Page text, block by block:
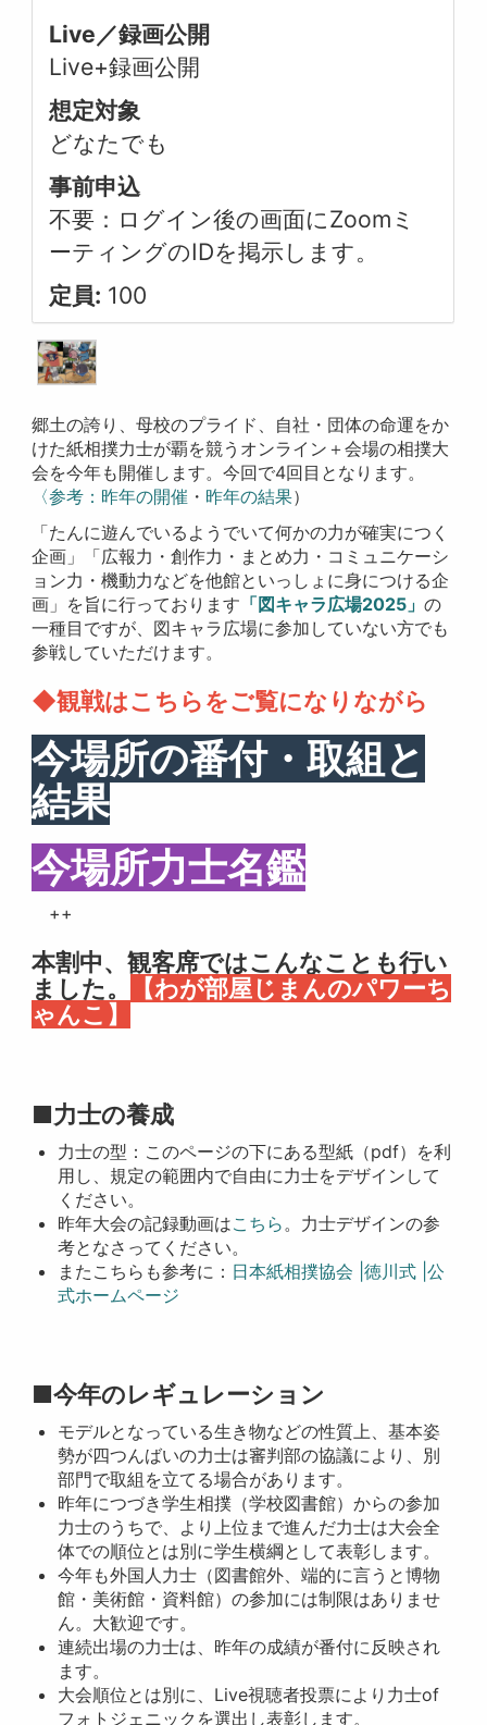
Live／録画公開
Live+録画公開
想定対象
どなたでも
事前申込
不要：ログイン後の画面にZoomミ
ーティングのIDを掲示します。
定員: 100
郷土の誇り、母校のプライド、自社・団体の命運をか
けた紙相撲力士が覇を競うオンライン＋会場の相撲大
会を今年も開催します。今回で4回目となります。
〈参考：昨年の開催 ・ 昨年の結果）
「たんに遊んでいるようでいて何かの力が確実につく
企画」「広報力・創作力・まとめ力・コミュニケーシ
ョン力・機動力などを他館といっしょに身につける企
画」を旨に行っております 「図キャラ広場2025」の
一種目ですが、図キャラ広場に参加していない方でも
参戦していただけます。
◆観戦はこちらをご覧になりながら
今場所の番付・取組と
結果
今場所力士名鑑
++
本割中、観客席ではこんなことも行い
ました。
【わが部屋じまんのパワーち
ゃんこ】
■力士の養成
力士の型：このページの下にある型紙（pdf）を利
用し、規定の範囲内で自由に力士をデザインして
ください。
昨年大会の記録動画はこちら 。力士デザインの参
考となさってください。
またこちらも参考に： 日本紙相撲協会 |徳川式 |公
式ホームページ
■今年のレギュレーション
モデルとなっている生き物などの性質上、基本姿
勢が四つんばいの力士は審判部の協議により、別
部門で取組を立てる場合があります。
昨年につづき学生相撲（学校図書館）からの参加
力士のうちで、より上位まで進んだ力士は大会全
体での順位とは別に学生横綱として表彰します。
今年も外国人力士（図書館外、端的に言うと博物
館・美術館・資料館）の参加には制限はありませ
ん。大歓迎です。
連続出場の力士は、昨年の成績が番付に反映され
ます。
大会順位とは別に、Live視聴者投票により力士of
フォトジェニックを選出し表彰します。